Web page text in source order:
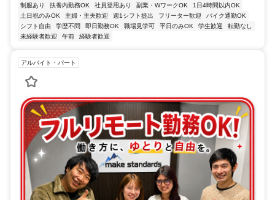
制服あり 扶養内勤務OK 社員登用あり 副業・WワークOK
1日4時間以内OK
土日祝のみOK
主婦・主夫歓迎 週1シフト提出 フリーター歓迎
バイク通勤OK
シフト自由
学歴不問 即日勤務OK 職場見学可 平日のみOK 学生歓迎
転勤なし
未経験者歓迎
午前 経験者歓迎
アルバイト・パート